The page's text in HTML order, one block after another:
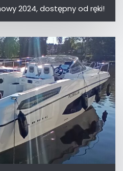
2024, dostępny od ręki!